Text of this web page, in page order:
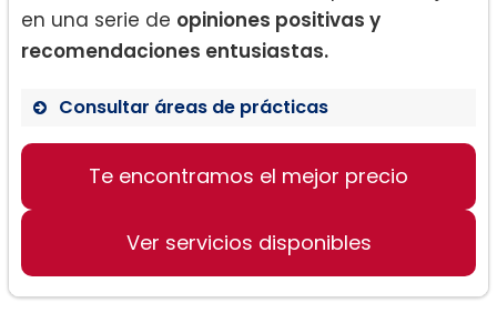
en una serie de opiniones positivas y
recomendaciones entusiastas.
Consultar áreas de prácticas
Derecho de divorcio
Guarda y custodia de hijos
Te encontramos el mejor precio
Ver servicios disponibles